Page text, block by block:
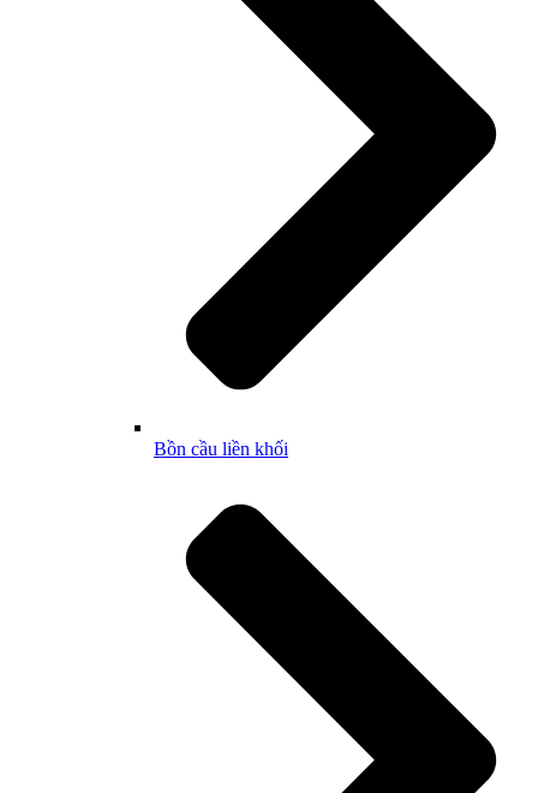
Bồn cầu liền khối